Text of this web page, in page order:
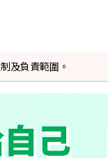
及負責範圍。